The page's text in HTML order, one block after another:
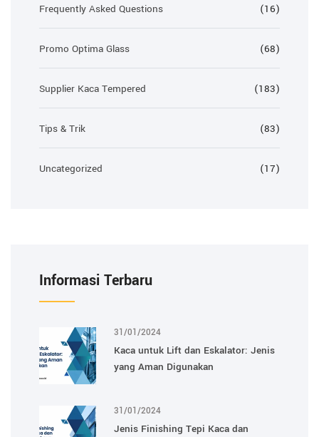
Frequently Asked Questions (16)
Promo Optima Glass (68)
Supplier Kaca Tempered (183)
Tips & Trik (83)
Uncategorized (17)
Informasi Terbaru
31/01/2024
Kaca untuk Lift dan Eskalator: Jenis
yang Aman Digunakan
31/01/2024
Jenis Finishing Tepi Kaca dan